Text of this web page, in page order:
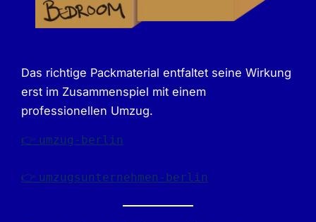
Das richtige Packmaterial entfaltet seine Wirkung
erst im Zusammenspiel mit einem
professionellen Umzug.
👉 umzug-berlin
👉 umzugsunternehmen-berlin